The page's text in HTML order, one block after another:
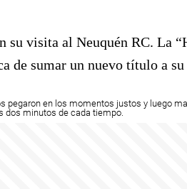
su visita al Neuquén RC. La
de sumar un nuevo título a
pegaron en los momentos justos y luego
dos minutos de cada tiempo.